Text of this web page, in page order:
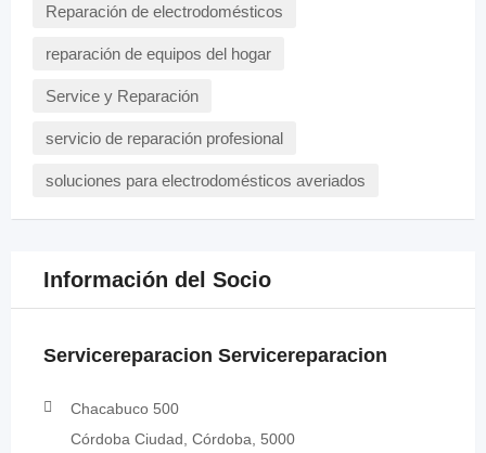
Reparación de electrodomésticos
reparación de equipos del hogar
Service y Reparación
servicio de reparación profesional
soluciones para electrodomésticos averiados
Información del Socio
Servicereparacion Servicereparacion
Chacabuco 500
Córdoba Ciudad, Córdoba, 5000